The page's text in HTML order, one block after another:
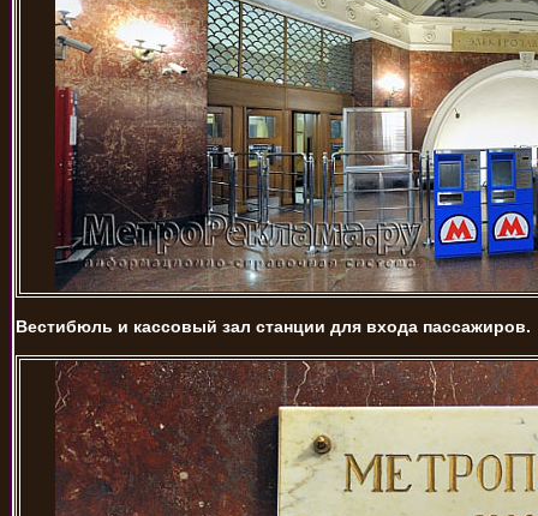
Вестибюль и кассовый зал станции для входа пассажиров.